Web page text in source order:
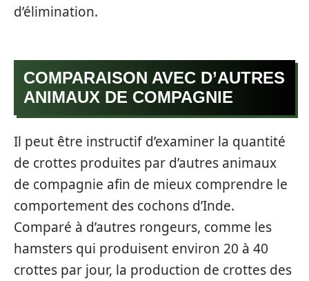
d’élimination.
COMPARAISON AVEC D’AUTRES
ANIMAUX DE COMPAGNIE
Il peut être instructif d’examiner la quantité
de crottes produites par d’autres animaux
de compagnie afin de mieux comprendre le
comportement des cochons d’Inde.
Comparé à d’autres rongeurs, comme les
hamsters qui produisent environ 20 à 40
crottes par jour, la production de crottes des